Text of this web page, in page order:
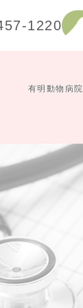
1220
有明動物病